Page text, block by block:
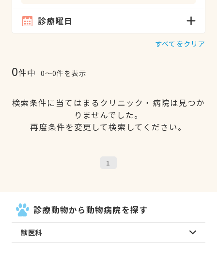
診療曜日
すべてをクリア
0件中 0〜0件を表示
検索条件に当てはまるクリニック・病院は見つか
りませんでした。
再度条件を変更して検索してください。
1
診療動物から動物病院を探す
獣医科